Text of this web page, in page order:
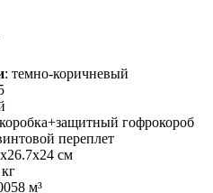
: темно-коричневый
гофрокороб
переплет
см
м³